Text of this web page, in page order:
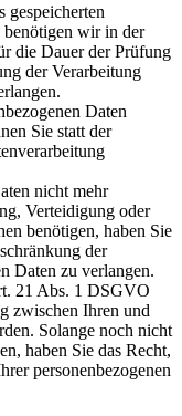
gespeicherten
benötigen wir in der
die Dauer der Prüfung
der Verarbeitung
Daten
Sie statt der
nicht mehr
Verteidigung oder
benötigen, haben Sie
der
Daten zu verlangen.
21 Abs. 1 DSGVO
zwischen Ihren und
Solange noch nicht
haben Sie das Recht,
personenbezogenen